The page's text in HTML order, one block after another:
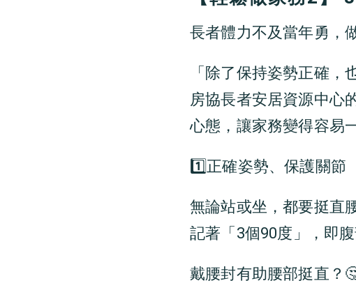
長者體力不及當年勇，
「除了保持姿勢正確
房協長者安居資源中心
心態，讓家務變得容易
1️⃣正確姿勢、保護關節
無論站或坐，都要挺直
記著「3個90度」，即
戴腰封有助腰部挺直？